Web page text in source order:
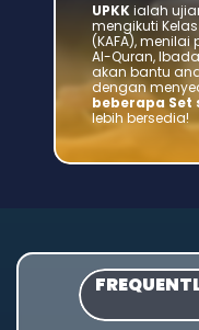
UPKK ialah
mengikuti
(KAFA),
Al-Quran,
akan bantu
dengan
beberapa Set
lebih bersedia!